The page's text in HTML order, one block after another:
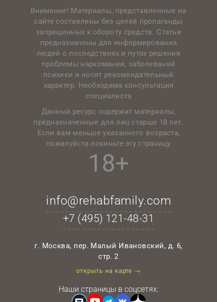
Внимание! Материалы, представленные на
сайте составлены без целей пропаганды
запрещенных к обороту средств. Статьи
предназначены для информирования
людей о последствиях и путях решения
проблемы наркомании, заболеваний
психики и носят рекомендательный
характер. Необходима консультация
специалиста
Данный ресурс содержит материалы,
предназначенные для лиц старше 18 лет.
Если вам меньше указанного возраста,
пожалуйста покиньте эту страницу
18+
info@rehabfamily.com
+7 (495) 121-48-31
г. Москва, пер. Малый Ивановский, д. 6,
стр. 2
открыть на карте →
Наши страницы в соцсетях: